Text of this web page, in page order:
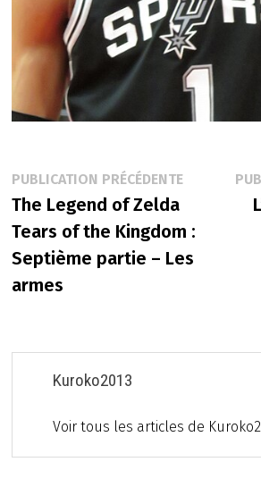
Navigation
de
l’article
PUBLICATION PRÉCÉDENTE
The Legend of Zelda
Tears of the Kingdom :
Septième partie – Les
armes
Kuroko2013
Voir tous les articles de